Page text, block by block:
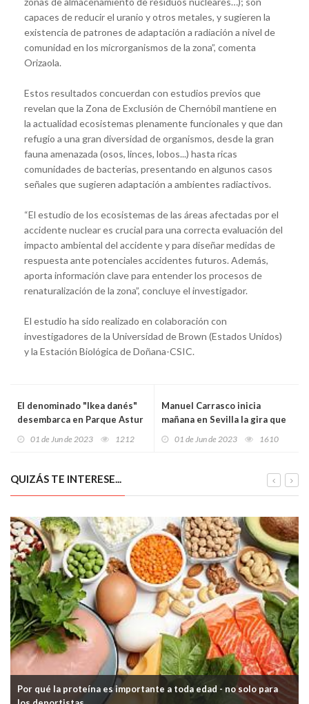
capaces de reducir el uranio y otros metales, y sugieren la
existencia de patrones de adaptación a radiación a nivel de
comunidad en los microrganismos de la zona”, comenta
Orizaola.
Estos resultados concuerdan con estudios previos que
revelan que la Zona de Exclusión de Chernóbil mantiene en
la actualidad ecosistemas plenamente funcionales y que dan
refugio a una gran diversidad de organismos, desde la gran
fauna amenazada (osos, linces, lobos...) hasta ricas
comunidades de bacterias, presentando en algunos casos
señales que sugieren adaptación a ambientes radiactivos.
“El estudio de los ecosistemas de las áreas afectadas por el
accidente nuclear es crucial para una correcta evaluación del
impacto ambiental del accidente y para diseñar medidas de
respuesta ante potenciales accidentes futuros. Además,
aporta información clave para entender los procesos de
renaturalización de la zona”, concluye el investigador.
El estudio ha sido realizado en colaboración con
investigadores de la Universidad de Brown (Estados Unidos)
y la Estación Biológica de Doñana-CSIC.
El denominado "Ikea danés"
desembarca en Parque Astur
01 de Jun de 2023 1212
Manuel Carrasco inicia
mañana en Sevilla la gira que
01 de Jun de 2023 1610
QUIZÁS TE INTERESE...
Por qué la proteína es importante a toda edad - no solo para